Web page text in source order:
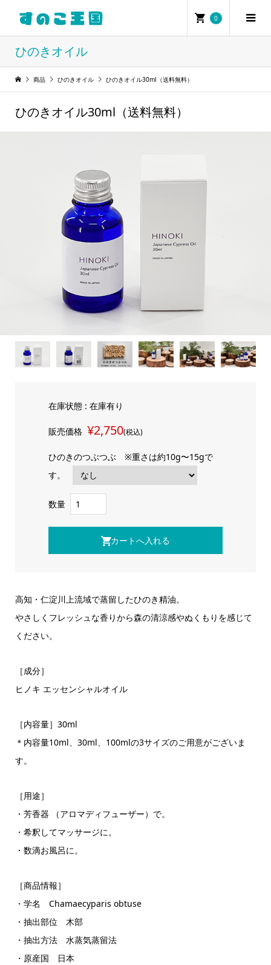
0
ひのきオイル
商品 ひのきオイル ひのきオイル30ml（送料無料）
ひのきオイル30ml（送料無料）
在庫状態 : 在庫有り
販売価格 ¥2,750(税込)
ひのきのつぶつぶ ※重さは約10g〜15gで
す。
数量
高知・仁淀川上流域で蒸留したひのき精油。
やさしくフレッシュな香りから森の清涼感やぬくもりを感じて
ください。
［成分］
ヒノキ エッセンシャルオイル
［内容量］30ml
＊内容量10ml、30ml、100mlの3サイズのご用意がございま
す。
［用途］
・芳香器 （アロマディフューザー）で。
・希釈してマッサージに。
・数滴お風呂に。
［商品情報］
・学名 Chamaecyparis obtuse
・抽出部位 木部
・抽出方法 水蒸気蒸留法
・原産国 日本